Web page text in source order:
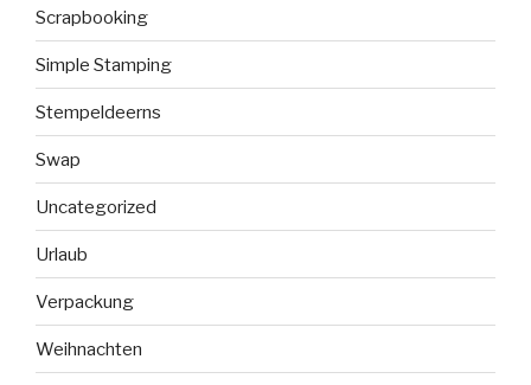
Scrapbooking
Simple Stamping
Stempeldeerns
Swap
Uncategorized
Urlaub
Verpackung
Weihnachten